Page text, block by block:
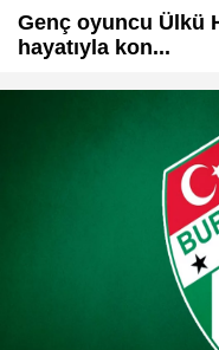
Genç oyuncu Ülkü
hayatıyla kon...